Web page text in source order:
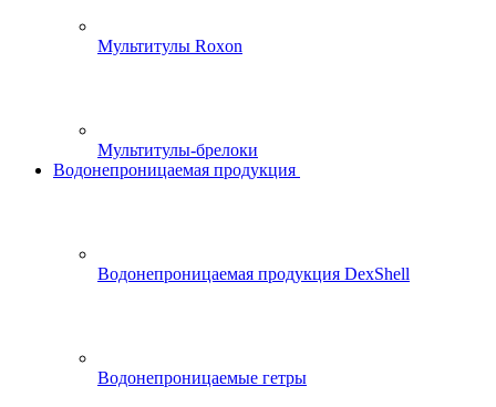
Мультитулы Roxon
Мультитулы-брелоки
Водонепроницаемая продукция
Водонепроницаемая продукция DexShell
Водонепроницаемые гетры